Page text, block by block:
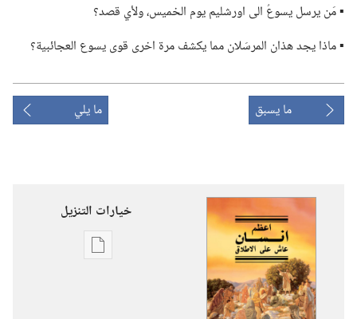
▪ مَن يرسل يسوعُ الى اورشليم يوم الخميس،‏ ولأي قصد؟‏
▪ ماذا يجد هذان المرسَلان مما يكشف مرة اخرى قوى يسوع العجائبية؟‏
ما يسبق ما يلي
خيارات التنزيل
خيارات